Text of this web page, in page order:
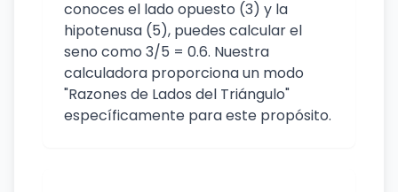
conoces el lado opuesto (3) y la
hipotenusa (5), puedes calcular el
seno como 3/5 = 0.6. Nuestra
calculadora proporciona un modo
"Razones de Lados del Triángulo"
específicamente para este propósito.